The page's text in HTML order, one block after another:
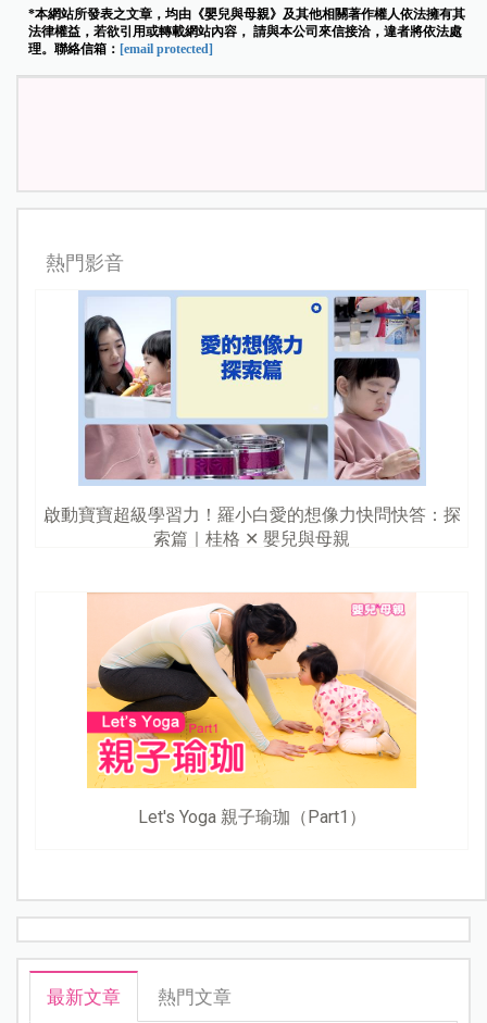
*本網站所發表之文章，均由《嬰兒與母親》及其他相關著作權人依法擁有其
法律權益，若欲引用或轉載網站內容， 請與本公司來信接洽，違者將依法處
理。聯絡信箱： [email protected]
熱門影音
啟動寶寶超級學習力！羅小白愛的想像力快問快答：探
索篇｜桂格 ✕ 嬰兒與母親
Let's Yoga 親子瑜珈（Part1）
最新文章 熱門文章